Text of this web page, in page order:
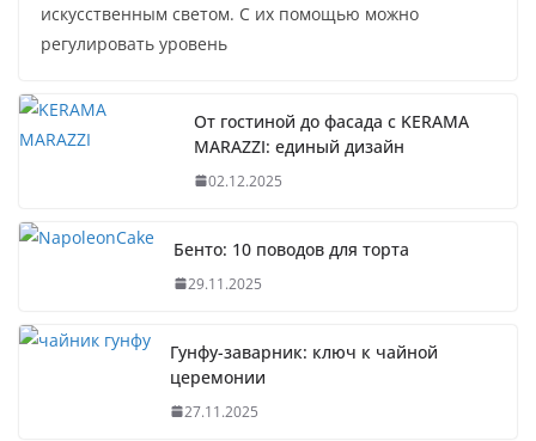
искусственным светом. С их помощью можно
регулировать уровень
От гостиной до фасада с KERAMA
MARAZZI: единый дизайн
02.12.2025
Бенто: 10 поводов для торта
29.11.2025
Гунфу-заварник: ключ к чайной
церемонии
27.11.2025